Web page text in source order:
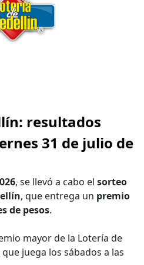
resultados
31 de julio de
, se llevó a cabo el sorteo
, que entrega un premio
de pesos.
mayor de la Lotería de
juega los sábados a las